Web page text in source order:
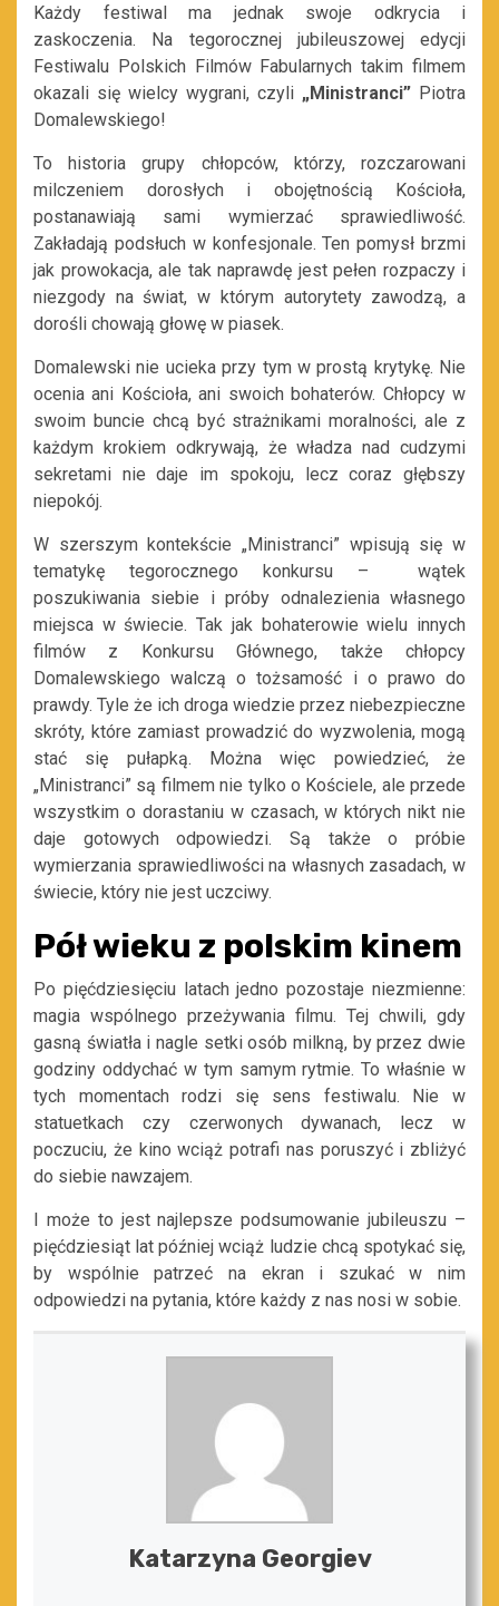
Każdy festiwal ma jednak swoje odkrycia i
zaskoczenia. Na tegorocznej jubileuszowej edycji
Festiwalu Polskich Filmów Fabularnych takim filmem
okazali się wielcy wygrani, czyli „Ministranci” Piotra
Domalewskiego!
To historia grupy chłopców, którzy, rozczarowani
milczeniem dorosłych i obojętnością Kościoła,
postanawiają sami wymierzać sprawiedliwość.
Zakładają podsłuch w konfesjonale. Ten pomysł brzmi
jak prowokacja, ale tak naprawdę jest pełen rozpaczy i
niezgody na świat, w którym autorytety zawodzą, a
dorośli chowają głowę w piasek.
Domalewski nie ucieka przy tym w prostą krytykę. Nie
ocenia ani Kościoła, ani swoich bohaterów. Chłopcy w
swoim buncie chcą być strażnikami moralności, ale z
każdym krokiem odkrywają, że władza nad cudzymi
sekretami nie daje im spokoju, lecz coraz głębszy
niepokój.
W szerszym kontekście „Ministranci” wpisują się w
tematykę tegorocznego konkursu – wątek
poszukiwania siebie i próby odnalezienia własnego
miejsca w świecie. Tak jak bohaterowie wielu innych
filmów z Konkursu Głównego, także chłopcy
Domalewskiego walczą o tożsamość i o prawo do
prawdy. Tyle że ich droga wiedzie przez niebezpieczne
skróty, które zamiast prowadzić do wyzwolenia, mogą
stać się pułapką. Można więc powiedzieć, że
„Ministranci” są filmem nie tylko o Kościele, ale przede
wszystkim o dorastaniu w czasach, w których nikt nie
daje gotowych odpowiedzi. Są także o próbie
wymierzania sprawiedliwości na własnych zasadach, w
świecie, który nie jest uczciwy.
Pół wieku z polskim kinem
Po pięćdziesięciu latach jedno pozostaje niezmienne:
magia wspólnego przeżywania filmu. Tej chwili, gdy
gasną światła i nagle setki osób milkną, by przez dwie
godziny oddychać w tym samym rytmie. To właśnie w
tych momentach rodzi się sens festiwalu. Nie w
statuetkach czy czerwonych dywanach, lecz w
poczuciu, że kino wciąż potrafi nas poruszyć i zbliżyć
do siebie nawzajem.
I może to jest najlepsze podsumowanie jubileuszu –
pięćdziesiąt lat później wciąż ludzie chcą spotykać się,
by wspólnie patrzeć na ekran i szukać w nim
odpowiedzi na pytania, które każdy z nas nosi w sobie.
Katarzyna Georgiev